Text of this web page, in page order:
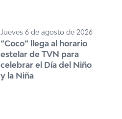
Jueves 6 de agosto de 2026
“Coco” llega al horario
estelar de TVN para
celebrar el Día del Niño
y la Niña